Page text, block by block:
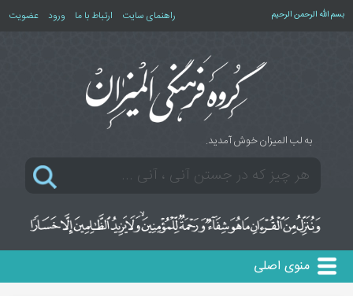
بسم الله الرحمن الرحیم راهنمای سایت ارتباط با ما ورود عضویت
به لب المیزان خوش آمدید.
منوی اصلی